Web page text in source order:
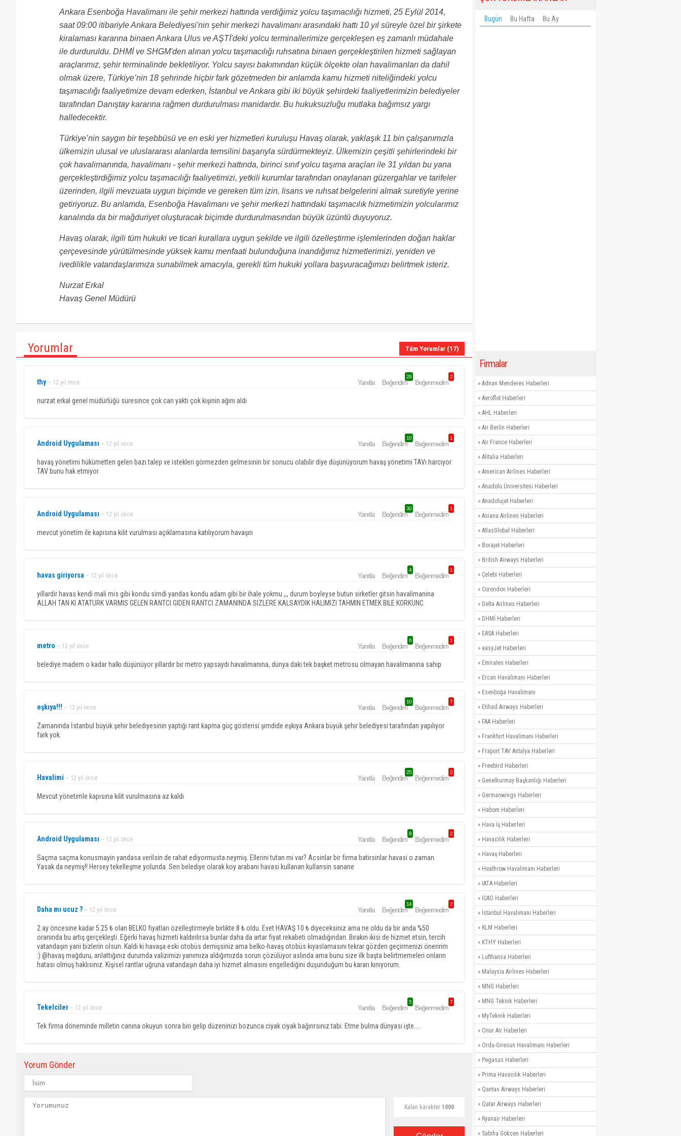
Ankara Esenboğa Havalimanı ile şehir merkezi hattında verdiğimiz yolcu taşımacılığı hizmeti, 25 Eylül 2014,
saat 09:00 itibariyle Ankara Belediyesi'nin şehir merkezi havalimanı arasındaki hattı 10 yıl süreyle özel bir şirkete
kiralaması kararına binaen Ankara Ulus ve AŞTİ'deki yolcu terminallerimize gerçekleşen eş zamanlı müdahale
ile durduruldu. DHMİ ve SHGM'den alınan yolcu taşımacılığı ruhsatına binaen gerçekleştirilen hizmeti sağlayan
araçlarımız, şehir terminalinde bekletiliyor. Yolcu sayısı bakımından küçük ölçekte olan havalimanları da dahil
olmak üzere, Türkiye’nin 18 şehrinde hiçbir fark gözetmeden bir anlamda kamu hizmeti niteliğindeki yolcu
taşımacılığı faaliyetimize devam ederken, İstanbul ve Ankara gibi iki büyük şehirdeki faaliyetlerimizin belediyeler
tarafından Danıştay kararına rağmen durdurulması manidardır. Bu hukuksuzluğu mutlaka bağımsız yargı
halledecektir.
Türkiye’nin saygın bir teşebbüsü ve en eski yer hizmetleri kuruluşu Havaş olarak, yaklaşık 11 bin çalışanımızla
ülkemizin ulusal ve uluslararası alanlarda temsilini başarıyla sürdürmekteyiz. Ülkemizin çeşitli şehirlerindeki bir
çok havalimanında, havalimanı - şehir merkezi hattında, birinci sınıf yolcu taşıma araçları ile 31 yıldan bu yana
gerçekleştirdiğimiz yolcu taşımacılığı faaliyetimizi, yetkili kurumlar tarafından onaylanan güzergahlar ve tarifeler
üzerinden, ilgili mevzuata uygun biçimde ve gereken tüm izin, lisans ve ruhsat belgelerini almak suretiyle yerine
getiriyoruz. Bu anlamda, Esenboğa Havalimanı ve şehir merkezi hattındaki taşımacılık hizmetimizin yolcularımız
kanalında da bir mağduriyet oluşturacak biçimde durdurulmasından büyük üzüntü duyuyoruz.
Havaş olarak, ilgili tüm hukuki ve ticari kurallara uygun şekilde ve ilgili özelleştirme işlemlerinden doğan haklar
çerçevesinde yürütülmesinde yüksek kamu menfaati bulunduğuna inandığımız hizmetlerimizi, yeniden ve
ivedilikle vatandaşlarımıza sunabilmek amacıyla, gerekli tüm hukuki yollara başvuracağımızı belirtmek isteriz.
Nurzat Erkal
Havaş Genel Müdürü
Yorumlar Tüm Yorumlar (17)
thy ~ 12 yıl önce Yanıtla Beğendim
29
Beğenmedim
2
nurzat erkal genel müdürlüğü süresince çok can yaktı çok kişinin ağını aldı
Android Uygulaması ~ 12 yıl önce Yanıtla Beğendim
10
Beğenmedim
1
havaş yönetimi hükümetten gelen bazı talep ve istekleri görmezden gelmesinin bir sonucu olabilir diye düşünüyorum havaş yönetimi TAVı harcıyor
TAV bunu hak etmiyor
Android Uygulaması ~ 12 yıl önce Yanıtla Beğendim
30
Beğenmedim
1
mevcut yönetim ile kapısına kilit vurulması açıklamasına katılıyorum havaşın
havas giriyorsa ~ 12 yıl önce Yanıtla Beğendim
4
Beğenmedim
1
yillardir havas kendi mali mis gibi kondu simdi yandas kondu adam gibi bir ihale yokmu ,,, durum boyleyse butun sirketler gitsin havalimanina
ALLAH TAN KI ATATURK VARMIS GELEN RANTCI GIDEN RANTCI ZAMANINDA SIZLERE KALSAYDIK HALIMIZI TAHMIN ETMEK BILE KORKUNC
metro ~ 12 yıl önce Yanıtla Beğendim
6
Beğenmedim
1
belediye madem o kadar halkı düşünüyor yıllardır bir metro yapsaydı havalimanına, dünya daki tek başket metrosu olmayan havalimanına sahip
eşkıya!!! ~ 12 yıl önce Yanıtla Beğendim
10
Beğenmedim
7
Zamanında İstanbul büyük şehir belediyesinin yaptığı rant kapma güç gösterisi şimdide eşkıya Ankara büyük şehir belediyesi tarafından yapılıyor
fark yok.
Havalimi ~ 12 yıl önce Yanıtla Beğendim
25
Beğenmedim
2
Mevcut yönetimle kapısına kilit vurulmasına az kaldı
Android Uygulaması ~ 12 yıl önce Yanıtla Beğendim
8
Beğenmedim
2
Saçma saçma konusmayin yandasa verilsin de rahat ediyormusta neymiş. Ellerini tutan mi var? Acsinlar bir firma batirsinlar havasi o zaman.
Yasak da neymiş!! Hersey tekelleşme yolunda. Sen belediye olarak koy arabani havasi kullanan kullansin sanane
Daha mı ucuz ? ~ 12 yıl önce Yanıtla Beğendim
14
Beğenmedim
2
2 ay öncesine kadar 5.25 ₺ olan BELKO fiyatları özelleştirmeyle birlikte 8 ₺ oldu. Evet HAVAŞ 10 ₺ diyeceksiniz ama ne oldu da bir anda %50
oranında bu artış gerçekleşti. Eğerki havaş hizmeti kaldırılırsa bunlar daha da artar fiyat rekabeti olmadığından. Bırakın ikisi de hizmet etsin, tercih
vatandaşın yani bizlerin olsun. Kaldi ki havaşa eski otobüs demişsiniz ama belko-havaş otobüs kıyaslamasını tekrar gözden geçirmenizi öneririm
:) @havaş mağduru, anlattığınız durumda valizimizi yanımıza aldığımızda sorun çözülüyor aslında ama bunu size ilk başta belirtmemeleri onların
hatası olmuş haklısınız. Kişisel rantlar uğruna vatandaşın daha iyi hizmet almasını engellediğini duşunduğum bu kararı kınıyorum.
Tekelciler ~ 12 yıl önce Yanıtla Beğendim
5
Beğenmedim
7
Tek firma döneminde milletin canına okuyun sonra biri gelip düzeninizi bozunca ciyak ciyak bağırırsınız tabi. Etme bulma dünyası işte....
Yorum Gönder
Kalan karakter 1000
Bugün Bu Hafta Bu Ay
Firmalar
» Adnan Menderes Haberleri
» Aeroflot Haberleri
» AHL Haberleri
» Air Berlin Haberleri
» Air France Haberleri
» Alitalia Haberleri
» American Airlines Haberleri
» Anadolu Üniversitesi Haberleri
» Anadolujet Haberleri
» Asiana Airlines Haberleri
» AtlasGlobal Haberleri
» Borajet Haberleri
» British Airways Haberleri
» Çelebi Haberleri
» Corendon Haberleri
» Delta Airlines Haberleri
» DHMİ Haberleri
» EASA Haberleri
» easyJet Haberleri
» Emirates Haberleri
» Ercan Havalimanı Haberleri
» Esenboğa Havalimanı
» Etihad Airways Haberleri
» FAA Haberleri
» Frankfurt Havalimanı Haberleri
» Fraport TAV Antalya Haberleri
» Freebird Haberleri
» Genelkurmay Başkanlığı Haberleri
» Germanwings Haberleri
» Habom Haberleri
» Hava İş Haberleri
» Havacılık Haberleri
» Havaş Haberleri
» Heathrow Havalimanı Haberleri
» IATA Haberleri
» ICAO Haberleri
» İstanbul Havalimanı Haberleri
» KLM Haberleri
» KTHY Haberleri
» Lufthansa Haberleri
» Malaysia Airlines Haberleri
» MNG Haberleri
» MNG Teknik Haberleri
» MyTeknik Haberleri
» Onur Air Haberleri
» Ordu-Giresun Havalimanı Haberleri
» Pegasus Haberleri
» Prima Havacılık Haberleri
» Qantas Airways Haberleri
» Qatar Airways Haberleri
» Ryanair Haberleri
» Sabiha Gökçen Haberleri